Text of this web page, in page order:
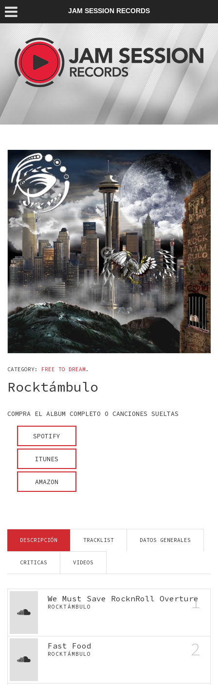
JAM SESSION RECORDS
CATEGORY: FREE TO DREAM .
Rocktámbulo
COMPRA EL ALBUM COMPLETO O CANCIONES SUELTAS
SPOTIFY
ITUNES
AMAZON
DESCRIPCIÓN TRACKLIST DATOS GENERALES
CRITICAS VIDEOS
We Must Save RocknRoll Overture
ROCKTÁMBULO 1
Fast Food
ROCKTÁMBULO 2